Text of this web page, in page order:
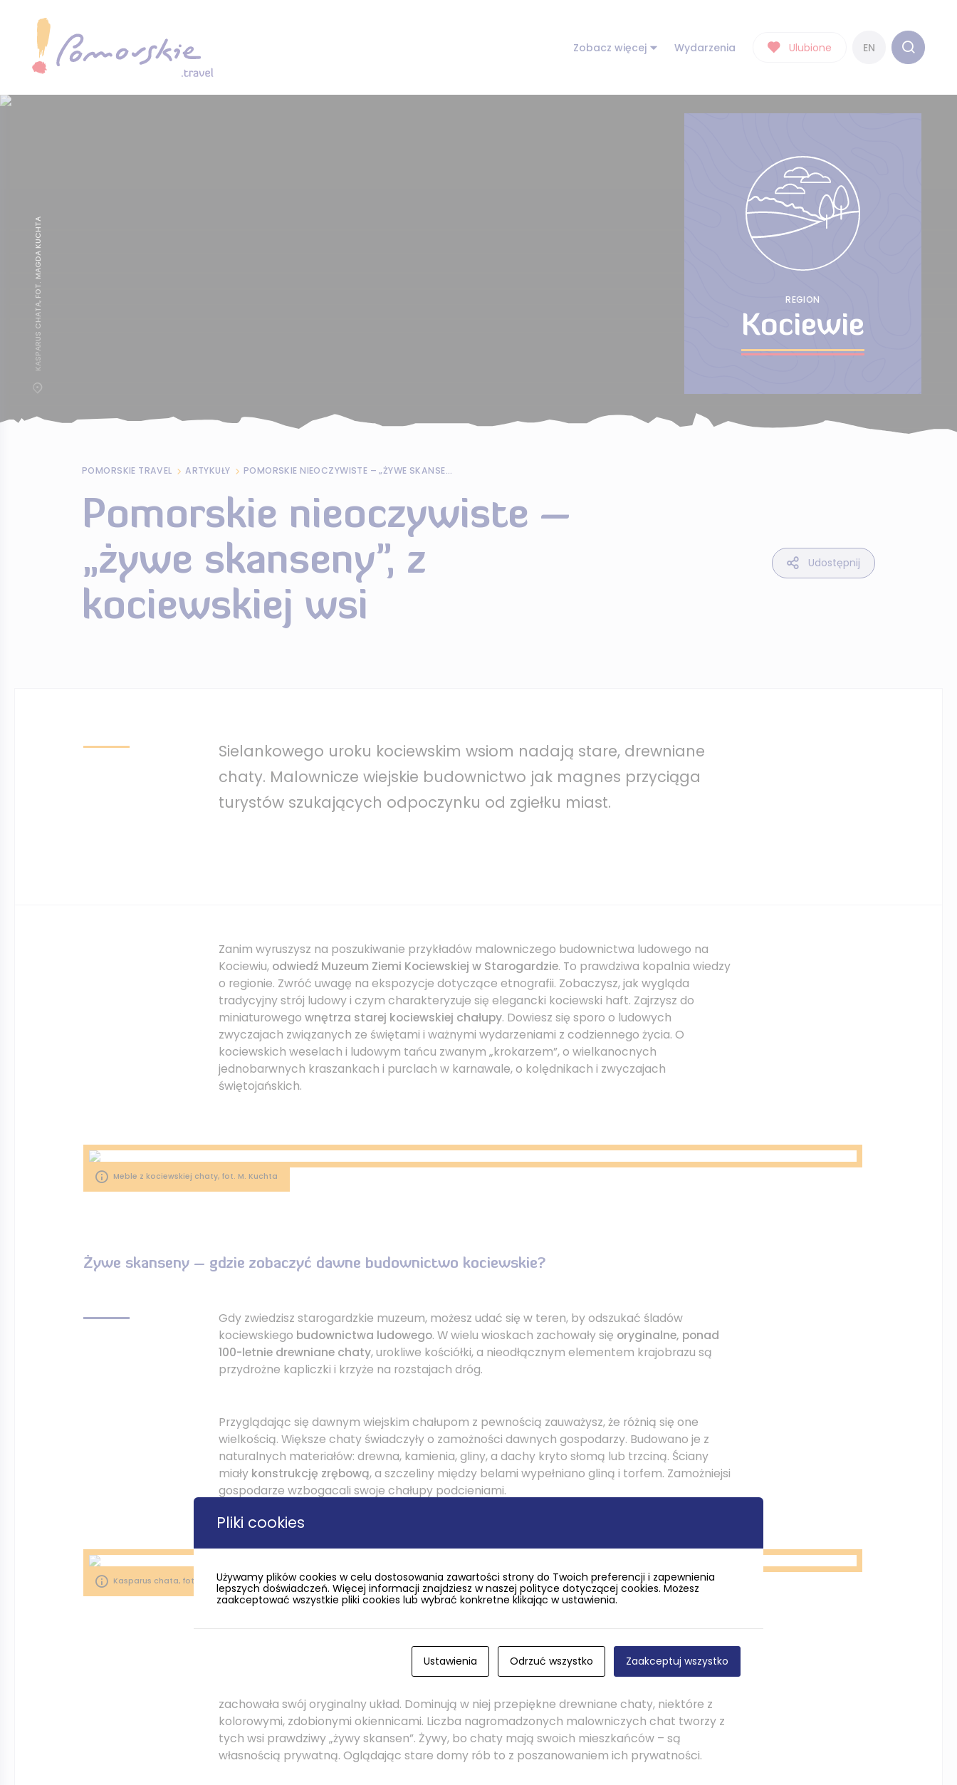
Zobacz więcej Wydarzenia Ulubione EN
REGION
Kociewie
KASPARUS CHATA, FOT. MAGDA KUCHTA
POMORSKIE TRAVEL ARTYKUŁY POMORSKIE NIEOCZYWISTE – „ŻYWE SKANSENY”, Z KOCIEWSKIEJ WSI
Pomorskie nieoczywiste –
„żywe skanseny”, z
kociewskiej wsi
Udostępnij
Sielankowego uroku kociewskim wsiom nadają stare, drewniane
chaty. Malownicze wiejskie budownictwo jak magnes przyciąga
turystów szukających odpoczynku od zgiełku miast.
Zanim wyruszysz na poszukiwanie przykładów malowniczego budownictwa ludowego na
Kociewiu, odwiedź Muzeum Ziemi Kociewskiej w Starogardzie. To prawdziwa kopalnia wiedzy
o regionie. Zwróć uwagę na ekspozycje dotyczące etnografii. Zobaczysz, jak wygląda
tradycyjny strój ludowy i czym charakteryzuje się elegancki kociewski haft. Zajrzysz do
miniaturowego wnętrza starej kociewskiej chałupy. Dowiesz się sporo o ludowych
zwyczajach związanych ze świętami i ważnymi wydarzeniami z codziennego życia. O
kociewskich weselach i ludowym tańcu zwanym „krokarzem”, o wielkanocnych
jednobarwnych kraszankach i purclach w karnawale, o kolędnikach i zwyczajach
świętojańskich.
Meble z kociewskiej chaty, fot. M. Kuchta
Żywe skanseny – gdzie zobaczyć dawne budownictwo kociewskie?
Gdy zwiedzisz starogardzkie muzeum, możesz udać się w teren, by odszukać śladów
kociewskiego budownictwa ludowego. W wielu wioskach zachowały się oryginalne, ponad
100-letnie drewniane chaty, urokliwe kościółki, a nieodłącznym elementem krajobrazu są
przydrożne kapliczki i krzyże na rozstajach dróg.
Przyglądając się dawnym wiejskim chałupom z pewnością zauważysz, że różnią się one
wielkością. Większe chaty świadczyły o zamożności dawnych gospodarzy. Budowano je z
naturalnych materiałów: drewna, kamienia, gliny, a dachy kryto słomą lub trzciną. Ściany
miały konstrukcję zrębową, a szczeliny między belami wypełniano gliną i torfem. Zamożniejsi
gospodarze wzbogacali swoje chałupy podcieniami.
Kasparus chata, fot. Magda Kuchta
to niewielka wioska zagubiona wśród kociewskich lasów. Zachowało się w niej
wyjątkowo dużo drewnianych chałup, a także drewniana plebania o wieńcowej konstrukcji,
zachowała swój oryginalny układ. Dominują w niej przepiękne drewniane chaty, niektóre z
kolorowymi, zdobionymi okiennicami. Liczba nagromadzonych malowniczych chat tworzy z
tych wsi prawdziwy „żywy skansen”. Żywy, bo chaty mają swoich mieszkańców – są
własnością prywatną. Oglądając stare domy rób to z poszanowaniem ich prywatności.
Pliki cookies
Używamy plików cookies w celu dostosowania zawartości strony do Twoich preferencji i zapewnienia
lepszych doświadczeń. Więcej informacji znajdziesz w naszej polityce dotyczącej cookies. Możesz
zaakceptować wszystkie pliki cookies lub wybrać konkretne klikając w ustawienia.
Ustawienia Odrzuć wszystko Zaakceptuj wszystko